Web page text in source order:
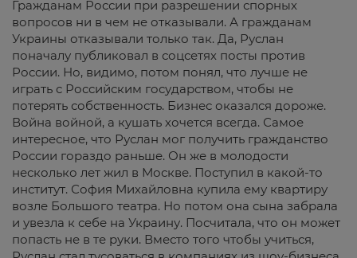
Гражданам России при разрешении спорных
вопросов ни в чем не отказывали. А гражданам
Украины отказывали только так. Да, Руслан
поначалу публиковал в соцсетях посты против
России. Но, видимо, потом понял, что лучше не
играть с Российским государством, чтобы не
потерять собственность. Бизнес оказался дороже.
Война войной, а кушать хочется всегда. Самое
интересное, что Руслан мог получить гражданство
России гораздо раньше. Он же в молодости
несколько лет жил в Москве. Поступил в какой-то
институт. София Михайловна купила ему квартиру
возле Большого театра. Но потом она сына забрала
и увезла к себе на Украину. Посчитала, что он может
попасть не в те руки. Вместо того чтобы учиться,